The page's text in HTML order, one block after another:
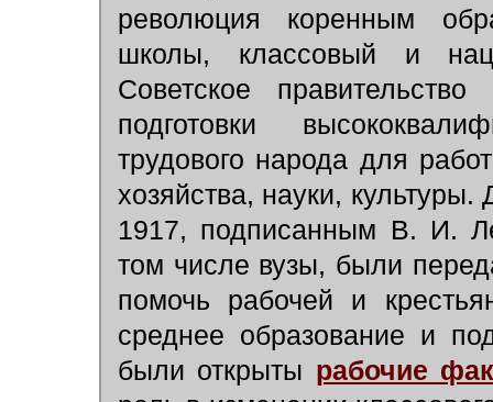
революция коренным
школы, классовый и
Советское
подготовки
трудового народа для
хозяйства, науки,
1917, подписанным В. И.
том числе вузы, были
помочь рабочей и
среднее образование и
были открыты рабочие